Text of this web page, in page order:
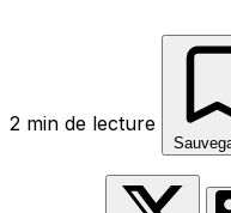
2 min de lecture